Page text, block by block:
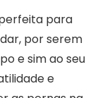
para
por serem
e sim ao seu
e